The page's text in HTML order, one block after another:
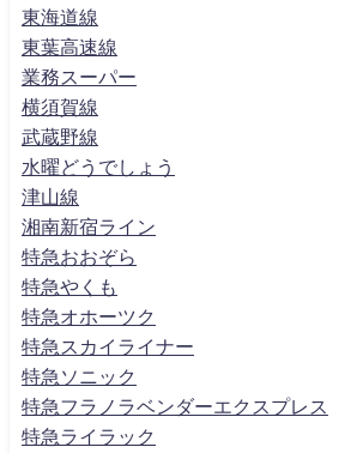
東海道線
東葉高速線
業務スーパー
横須賀線
武蔵野線
水曜どうでしょう
津山線
湘南新宿ライン
特急おおぞら
特急やくも
特急オホーツク
特急スカイライナー
特急ソニック
特急フラノラベンダーエクスプレス
特急ライラック